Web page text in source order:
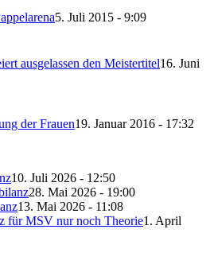
5. Juli 2015 - 9:09
ausgelassen den Meistertitel16. Juni
der Frauen19. Januar 2016 - 17:32
10. Juli 2026 - 12:50
28. Mai 2026 - 19:00
13. Mai 2026 - 11:08
für MSV nur noch Theorie1. April